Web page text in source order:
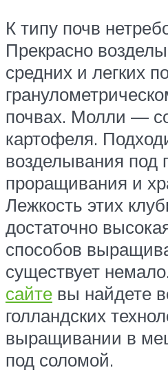
К типу почв
Прекрасно
средних и легких
почвах. Молли —
картофеля.
возделывания под
проращивания и
Лежкость этих
достаточно
способов
существует немало.
сайте вы найдете
голландских
выращивании в
под соломой.